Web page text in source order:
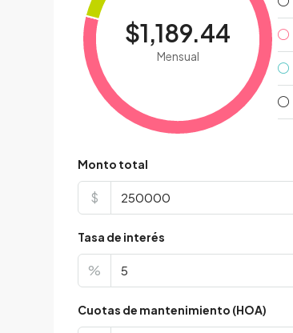
$1,189.44
Mensual
Monto total
$
Tasa de interés
%
Cuotas de mantenimiento (HOA)